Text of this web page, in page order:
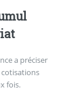
a préciser
cotisations
fois.